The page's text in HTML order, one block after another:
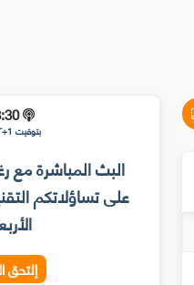
18:30
بتوقيت GMT+1
البث المباشرة مع
على تساؤلاتكم
إلتحق